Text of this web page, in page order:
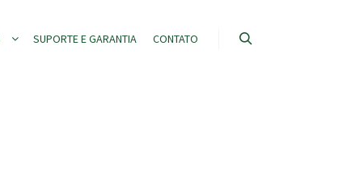
SUPORTE E GARANTIA CONTATO